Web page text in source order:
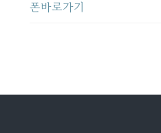
폰바로가기